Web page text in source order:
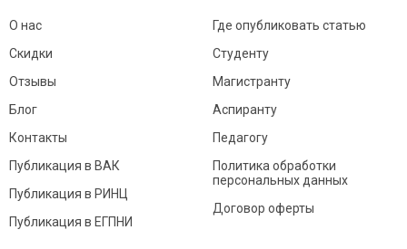
О нас
Скидки
Отзывы
Блог
Контакты
Где опубликовать статью
Студенту
Магистранту
Аспиранту
Педагогу
Публикация в ВАК
Публикация в РИНЦ
Публикация в ЕГПНИ
Политика обработки
персональных данных
Договор оферты